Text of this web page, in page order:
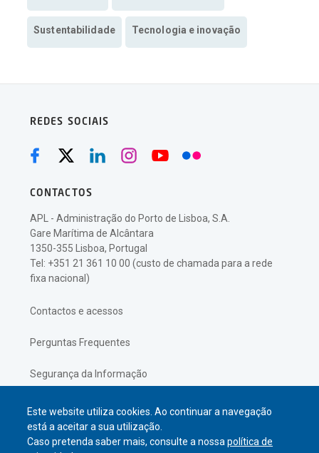
Este website utiliza cookies. Ao continuar a navegação
está a aceitar a sua utilização.
Caso pretenda saber mais, consulte a nossapolítica de
Sustentabilidade Tecnologia e inovação
REDES SOCIAIS
CONTACTOS
APL - Administração do Porto de Lisboa, S.A.
Gare Marítima de Alcântara
1350-355 Lisboa, Portugal
Tel: +351 21 361 10 00 (custo de chamada para a rede
fixa nacional)
Contactos e acessos
Perguntas Frequentes
Segurança da Informação
Política de Privacidade